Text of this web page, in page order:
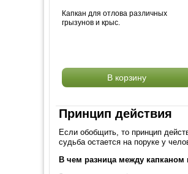
Капкан для отлова различных
грызунов и крыс.
В корзину
Принцип действия
Если обобщить, то принцип
судьба остается на поруке у
В чем разница между капканом